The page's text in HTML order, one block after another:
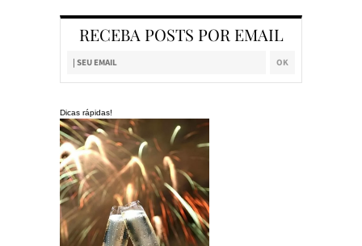
RECEBA POSTS POR EMAIL
Dicas rápidas!